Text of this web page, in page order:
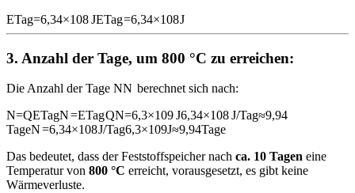
ETag=6,34×108 JETag=6,34×108J
3. Anzahl der Tage, um 800 °C zu erreichen:
Die Anzahl der Tage NN berechnet sich nach:
N=QETagN=ETagQN=6,3×109 J6,34×108 J/Tag≈9,94
TageN=6,34×108J/Tag6,3×109J≈9,94Tage
Das bedeutet, dass der Feststoffspeicher nach ca. 10 Tagen eine
Temperatur von 800 °C erreicht, vorausgesetzt, es gibt keine
Wärmeverluste.